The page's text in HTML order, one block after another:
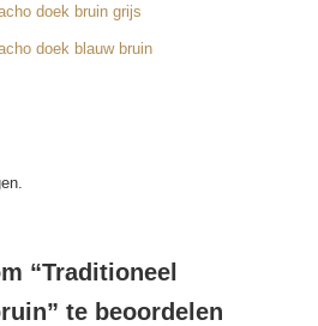
doek bruin grijs
doek blauw bruin
“Traditioneel
te beoordelen